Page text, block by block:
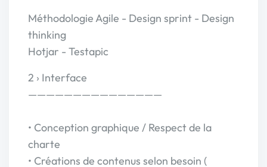
Méthodologie Agile - Design sprint - Design
thinking
Hotjar - Testapic
2 › Interface
———————————————
• Conception graphique / Respect de la
charte
• Créations de contenus selon besoin (